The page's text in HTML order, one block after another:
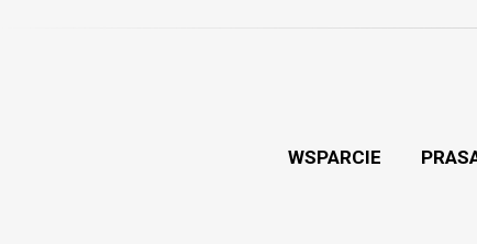
WSPARCIE